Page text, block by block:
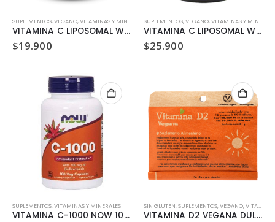
SUPLEMENTOS,VEGANO,VITAMINAS Y MINERALES
VITAMINA C LIPOSOMAL WELLPLUS 60 CAPSULAS
$19.900
SUPLEMENTOS,VEGANO,VITAMINAS Y MINERALES
VITAMINA C LIPOSOMAL WELLPLUS 90 CAPSULAS
$25.900
SUPLEMENTOS,VITAMINAS Y MINERALES
VITAMINA C-1000 NOW 100 CAPSULAS
SIN GLUTEN,SUPLEMENTOS,VEGANO,VITAMINAS Y MINERALES
VITAMINA D2 VEGANA DULZURA NATURAL 8.1GR